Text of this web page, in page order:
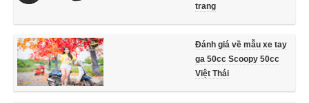
trang
Đánh giá về mẫu xe tay
ga 50cc Scoopy 50cc
Việt Thái